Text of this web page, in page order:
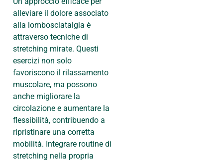
alleviare il dolore associato
alla lombosciatalgia è
attraverso tecniche di
stretching mirate. Questi
esercizi non solo
favoriscono il rilassamento
muscolare, ma possono
anche migliorare la
circolazione e aumentare la
flessibilità, contribuendo a
ripristinare una corretta
mobilità. Integrare routine di
stretching nella propria